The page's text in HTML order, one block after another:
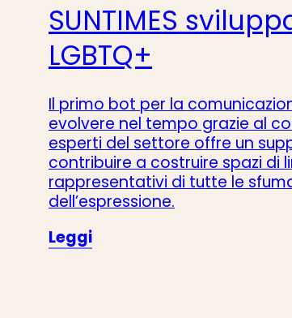
SUNTIMES
LGBTQ+
Il primo bot per la
evolvere nel tempo grazie al
esperti del settoreoffre un
contribuire a costruire spazi di
rappresentativi di tutte le
dell’espressione.
Leggi